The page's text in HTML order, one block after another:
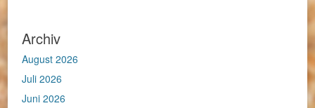
Archiv
August 2026
Juli 2026
Juni 2026